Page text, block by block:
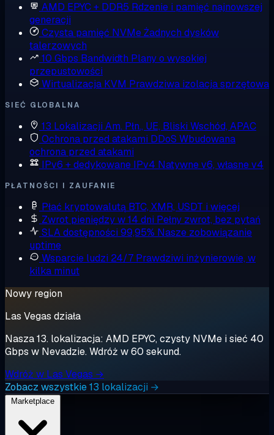
AMD EPYC + DDR5 Rdzenie i pamięć najnowszej
generacji
Czysta pamięć NVMeŻadnych dysków
talerzowych
10 Gbps Bandwidth Plany o wysokiej
przepustowości
Wirtualizacja KVM Prawdziwa izolacja sprzętowa
SIEĆ GLOBALNA
13 Lokalizacji Am. Płn., UE, Bliski Wschód, APAC
Ochrona przed atakami DDoS Wbudowana
ochrona przed atakami
IPv6 + dedykowane IPv4 Natywne v6, własne v4
PŁATNOŚCI I ZAUFANIE
Płać kryptowalutą BTC, XMR, USDT i więcej
Zwrot pieniędzy w 14 dni Pełny zwrot, bez pytań
SLA dostępności 99,95% Nasze zobowiązanie
uptime
Wsparcie ludzi 24/7 Prawdziwi inżynierowie, w
kilka minut
Nowy region
Las Vegas działa
Nasza 13. lokalizacja: AMD EPYC, czysty NVMe i sieć 40
Gbps w Nevadzie. Wdróż w 60 sekund.
Wdróż w Las Vegas →
Zobacz wszystkie 13 lokalizacji →